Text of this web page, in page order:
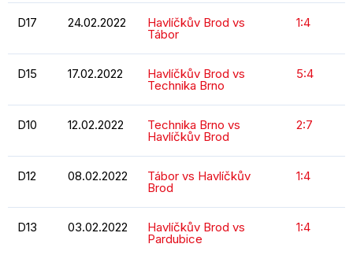
D17 24.02.2022 Havlíčkův Brod vs
Tábor
1:4
D15 17.02.2022 Havlíčkův Brod vs
Technika Brno
5:4
D10 12.02.2022 Technika Brno vs
Havlíčkův Brod
2:7
D12 08.02.2022 Tábor vs Havlíčkův
Brod
1:4
D13 03.02.2022 Havlíčkův Brod vs
Pardubice
1:4